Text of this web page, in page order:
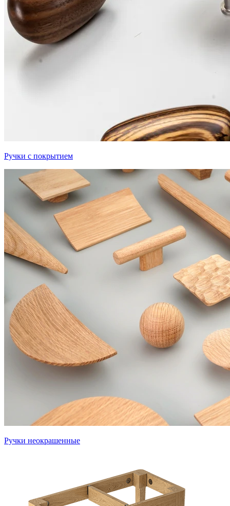
Ручки с покрытием
Ручки неокрашенные